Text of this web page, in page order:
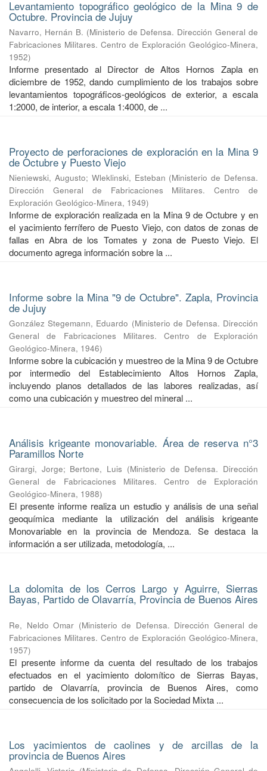
Levantamiento topográfico geológico de la Mina 9 de
Octubre. Provincia de Jujuy
Navarro, Hernán B. (Ministerio de Defensa. Dirección General de
Fabricaciones Militares. Centro de Exploración Geológico-Minera,
1952)
Informe presentado al Director de Altos Hornos Zapla en
diciembre de 1952, dando cumplimiento de los trabajos sobre
levantamientos topográficos-geológicos de exterior, a escala
1:2000, de interior, a escala 1:4000, de ...
Proyecto de perforaciones de exploración en la Mina 9
de Octubre y Puesto Viejo
Nieniewski, Augusto; Wleklinski, Esteban (Ministerio de Defensa.
Dirección General de Fabricaciones Militares. Centro de
Exploración Geológico-Minera, 1949)
Informe de exploración realizada en la Mina 9 de Octubre y en
el yacimiento ferrífero de Puesto Viejo, con datos de zonas de
fallas en Abra de los Tomates y zona de Puesto Viejo. El
documento agrega información sobre la ...
Informe sobre la Mina "9 de Octubre". Zapla, Provincia
de Jujuy
González Stegemann, Eduardo (Ministerio de Defensa. Dirección
General de Fabricaciones Militares. Centro de Exploración
Geológico-Minera, 1946)
Informe sobre la cubicación y muestreo de la Mina 9 de Octubre
por intermedio del Establecimiento Altos Hornos Zapla,
incluyendo planos detallados de las labores realizadas, así
como una cubicación y muestreo del mineral ...
Análisis krigeante monovariable. Área de reserva n°3
Paramillos Norte
Girargi, Jorge; Bertone, Luis (Ministerio de Defensa. Dirección
General de Fabricaciones Militares. Centro de Exploración
Geológico-Minera, 1988)
El presente informe realiza un estudio y análisis de una señal
geoquímica mediante la utilización del análisis krigeante
Monovariable en la provincia de Mendoza. Se destaca la
información a ser utilizada, metodología, ...
La dolomita de los Cerros Largo y Aguirre, Sierras
Bayas, Partido de Olavarría, Provincia de Buenos Aires
Re, Neldo Omar (Ministerio de Defensa. Dirección General de
Fabricaciones Militares. Centro de Exploración Geológico-Minera,
1957)
El presente informe da cuenta del resultado de los trabajos
efectuados en el yacimiento dolomítico de Sierras Bayas,
partido de Olavarría, provincia de Buenos Aires, como
consecuencia de los solicitado por la Sociedad Mixta ...
Los yacimientos de caolines y de arcillas de la
provincia de Buenos Aires